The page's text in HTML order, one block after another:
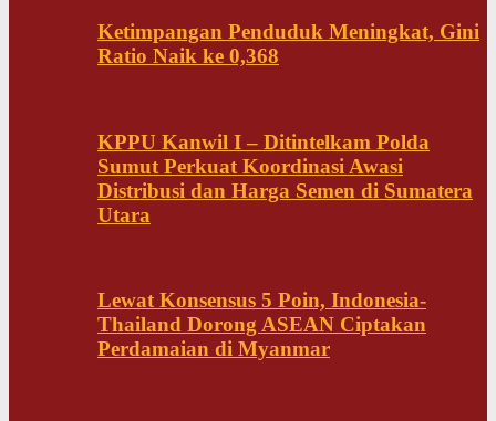
Ketimpangan Penduduk Meningkat, Gini
Ratio Naik ke 0,368
KPPU Kanwil I – Ditintelkam Polda
Sumut Perkuat Koordinasi Awasi
Distribusi dan Harga Semen di Sumatera
Utara
Lewat Konsensus 5 Poin, Indonesia-
Thailand Dorong ASEAN Ciptakan
Perdamaian di Myanmar